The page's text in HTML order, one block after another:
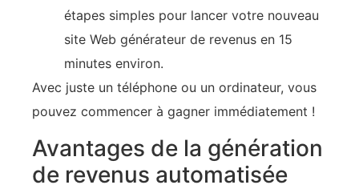
étapes simples pour lancer votre nouveau
site Web générateur de revenus en 15
minutes environ.
Avec juste un téléphone ou un ordinateur, vous
pouvez commencer à gagner immédiatement !
Avantages de la génération
de revenus automatisée